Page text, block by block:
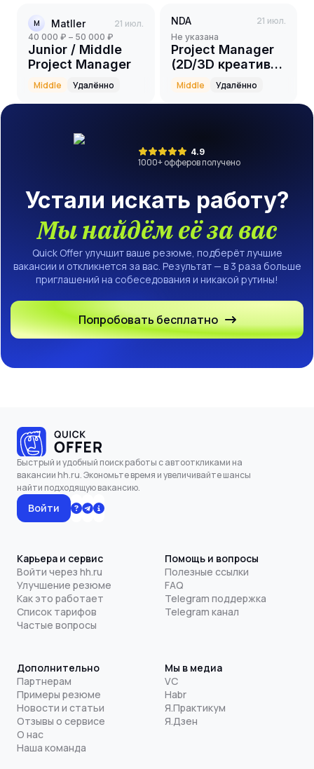
M Matller 21 июл.
40 000 ₽ – 50 000 ₽
Junior / Middle
Project Manager
Middle Удалённо
NDA 21 июл.
Не указана
Project Manager
(2D/3D креативы
Gamedev/Playable
Middle Удалённо
4.9
1000+ офферов получено
Устали искать работу?
Мы найдём её за вас
Quick Offer улучшит ваше резюме, подберёт лучшие
вакансии и откликнется за вас. Результат — в 3 раза больше
приглашений на собеседования и никакой рутины!
Попробовать бесплатно
Быстрый и удобный поиск работы с автооткликами на
вакансии hh.ru. Экономьте время и увеличивайте шансы
найти подходящую вакансию.
Войти
Карьера и сервис
Войти через hh.ru
Улучшение резюме
Как это работает
Список тарифов
Частые вопросы
Помощь и вопросы
Полезные ссылки
FAQ
Telegram поддержка
Telegram канал
Дополнительно
Партнерам
Примеры резюме
Новости и статьи
Отзывы о сервисе
О нас
Наша команда
Мы в медиа
VC
Habr
Я.Практикум
Я.Дзен